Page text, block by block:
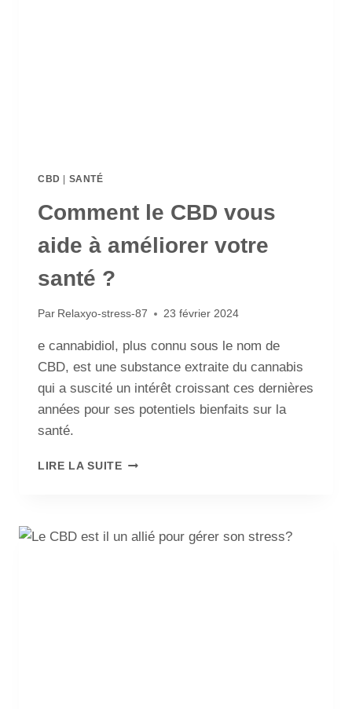
CBD | SANTÉ
Comment le CBD vous
aide à améliorer votre
santé ?
Par Relaxyo-stress-87 23 février 2024
e cannabidiol, plus connu sous le nom de
CBD, est une substance extraite du cannabis
qui a suscité un intérêt croissant ces dernières
années pour ses potentiels bienfaits sur la
santé.
LIRE LA SUITE